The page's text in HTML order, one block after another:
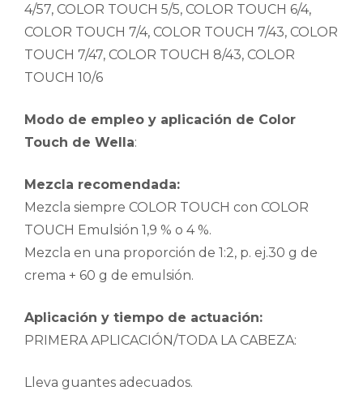
4/57, COLOR TOUCH 5/5, COLOR TOUCH 6/4,
COLOR TOUCH 7/4, COLOR TOUCH 7/43, COLOR
TOUCH 7/47, COLOR TOUCH 8/43, COLOR
TOUCH 10/6
Modo de empleo y aplicación de Color
Touch de Wella:
Mezcla recomendada:
Mezcla siempre COLOR TOUCH con COLOR
TOUCH Emulsión 1,9 % o 4 %.
Mezcla en una proporción de 1:2, p. ej.30 g de
crema + 60 g de emulsión.
Aplicación y tiempo de actuación:
PRIMERA APLICACIÓN/TODA LA CABEZA:
Lleva guantes adecuados.